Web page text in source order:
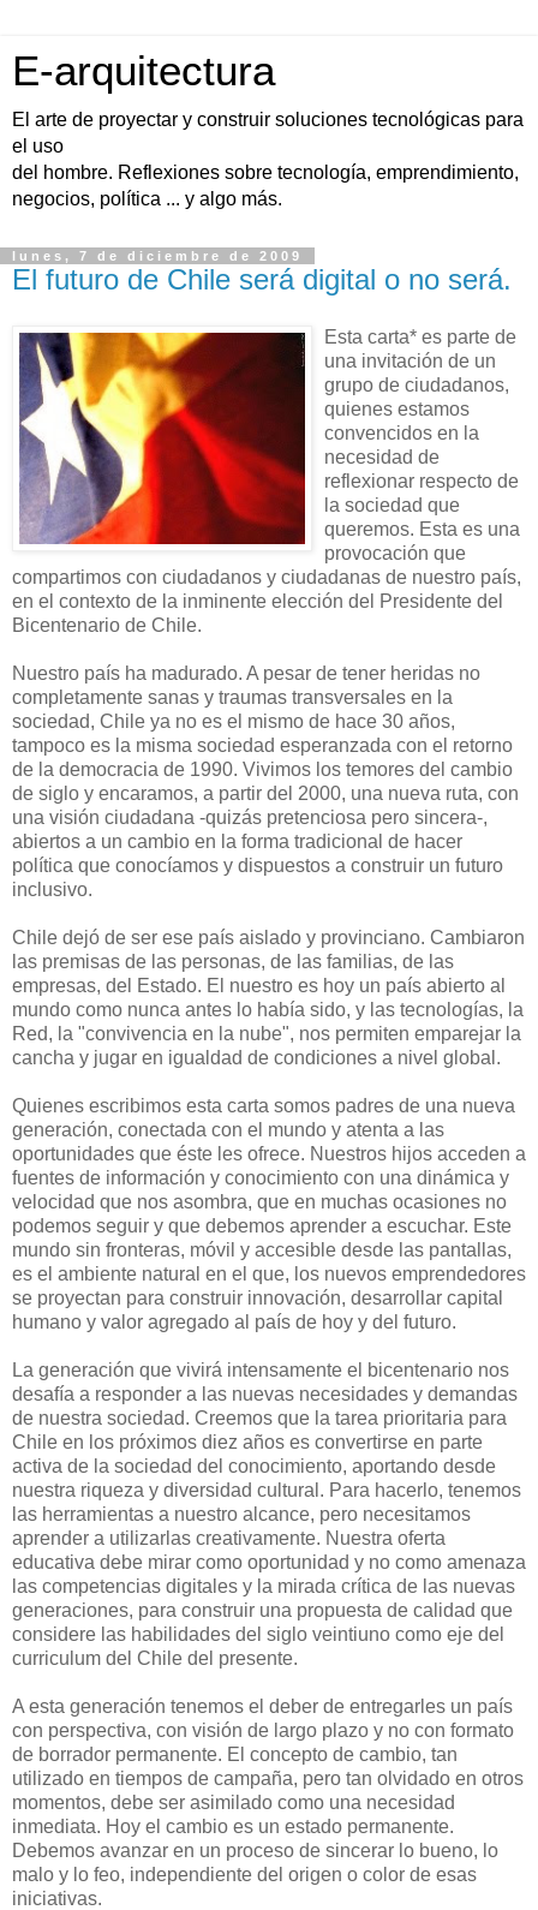
E-arquitectura
El arte de proyectar y construir soluciones tecnológicas para
el uso
del hombre. Reflexiones sobre tecnología, emprendimiento,
negocios, política ... y algo más.
lunes, 7 de diciembre de 2009
El futuro de Chile será digital o no será.
Esta carta* es parte de
una invitación de un
grupo de ciudadanos,
quienes estamos
convencidos en la
necesidad de
reflexionar respecto de
la sociedad que
queremos. Esta es una
provocación que
compartimos con ciudadanos y ciudadanas de nuestro país,
en el contexto de la inminente elección del Presidente del
Bicentenario de Chile.
Nuestro país ha madurado. A pesar de tener heridas no
completamente sanas y traumas transversales en la
sociedad, Chile ya no es el mismo de hace 30 años,
tampoco es la misma sociedad esperanzada con el retorno
de la democracia de 1990. Vivimos los temores del cambio
de siglo y encaramos, a partir del 2000, una nueva ruta, con
una visión ciudadana -quizás pretenciosa pero sincera-,
abiertos a un cambio en la forma tradicional de hacer
política que conocíamos y dispuestos a construir un futuro
inclusivo.
Chile dejó de ser ese país aislado y provinciano. Cambiaron
las premisas de las personas, de las familias, de las
empresas, del Estado. El nuestro es hoy un país abierto al
mundo como nunca antes lo había sido, y las tecnologías, la
Red, la "convivencia en la nube", nos permiten emparejar la
cancha y jugar en igualdad de condiciones a nivel global.
Quienes escribimos esta carta somos padres de una nueva
generación, conectada con el mundo y atenta a las
oportunidades que éste les ofrece. Nuestros hijos acceden a
fuentes de información y conocimiento con una dinámica y
velocidad que nos asombra, que en muchas ocasiones no
podemos seguir y que debemos aprender a escuchar. Este
mundo sin fronteras, móvil y accesible desde las pantallas,
es el ambiente natural en el que, los nuevos emprendedores
se proyectan para construir innovación, desarrollar capital
humano y valor agregado al país de hoy y del futuro.
La generación que vivirá intensamente el bicentenario nos
desafía a responder a las nuevas necesidades y demandas
de nuestra sociedad. Creemos que la tarea prioritaria para
Chile en los próximos diez años es convertirse en parte
activa de la sociedad del conocimiento, aportando desde
nuestra riqueza y diversidad cultural. Para hacerlo, tenemos
las herramientas a nuestro alcance, pero necesitamos
aprender a utilizarlas creativamente. Nuestra oferta
educativa debe mirar como oportunidad y no como amenaza
las competencias digitales y la mirada crítica de las nuevas
generaciones, para construir una propuesta de calidad que
considere las habilidades del siglo veintiuno como eje del
curriculum del Chile del presente.
A esta generación tenemos el deber de entregarles un país
con perspectiva, con visión de largo plazo y no con formato
de borrador permanente. El concepto de cambio, tan
utilizado en tiempos de campaña, pero tan olvidado en otros
momentos, debe ser asimilado como una necesidad
inmediata. Hoy el cambio es un estado permanente.
Debemos avanzar en un proceso de sincerar lo bueno, lo
malo y lo feo, independiente del origen o color de esas
iniciativas.